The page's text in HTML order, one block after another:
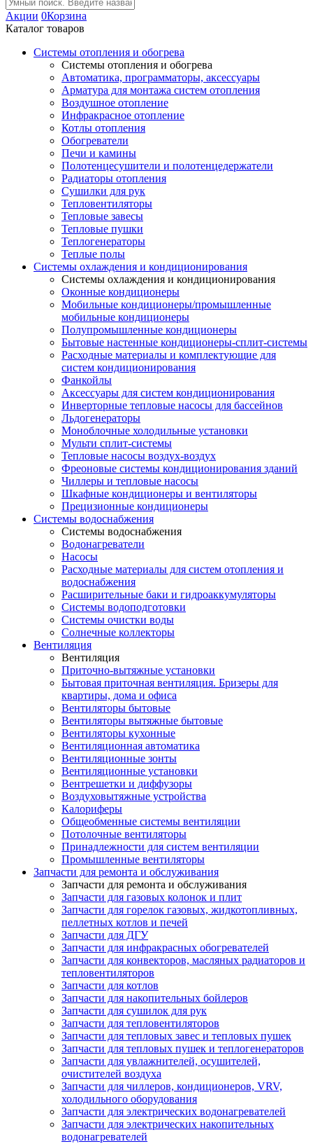
Акции 0Корзина
Каталог товаров
Системы отопления и обогрева
Системы отопления и обогрева
Автоматика, программаторы, аксессуары
Арматура для монтажа систем отопления
Воздушное отопление
Инфракрасное отопление
Котлы отопления
Обогреватели
Печи и камины
Полотенцесушители и полотенцедержатели
Радиаторы отопления
Сушилки для рук
Тепловентиляторы
Тепловые завесы
Тепловые пушки
Теплогенераторы
Теплые полы
Системы охлаждения и кондиционирования
Системы охлаждения и кондиционирования
Оконные кондиционеры
Мобильные кондиционеры/промышленные
мобильные кондиционеры
Полупромышленные кондиционеры
Бытовые настенные кондиционеры-сплит-системы
Расходные материалы и комплектующие для
систем кондиционирования
Фанкойлы
Аксессуары для систем кондиционирования
Инверторные тепловые насосы для бассейнов
Льдогенераторы
Моноблочные холодильные установки
Мульти сплит-системы
Тепловые насосы воздух-воздух
Фреоновые системы кондиционирования зданий
Чиллеры и тепловые насосы
Шкафные кондиционеры и вентиляторы
Прецизионные кондиционеры
Системы водоснабжения
Системы водоснабжения
Водонагреватели
Насосы
Расходные материалы для систем отопления и
водоснабжения
Расширительные баки и гидроаккумуляторы
Системы водоподготовки
Системы очистки воды
Солнечные коллекторы
Вентиляция
Вентиляция
Приточно-вытяжные установки
Бытовая приточная вентиляция. Бризеры для
квартиры, дома и офиса
Вентиляторы бытовые
Вентиляторы вытяжные бытовые
Вентиляторы кухонные
Вентиляционная автоматика
Вентиляционные зонты
Вентиляционные установки
Вентрешетки и диффузоры
Воздуховытяжные устройства
Калориферы
Общеобменные системы вентиляции
Потолочные вентиляторы
Принадлежности для систем вентиляции
Промышленные вентиляторы
Запчасти для ремонта и обслуживания
Запчасти для ремонта и обслуживания
Запчасти для газовых колонок и плит
Запчасти для горелок газовых, жидкотопливных,
пеллетных котлов и печей
Запчасти для ДГУ
Запчасти для инфракрасных обогревателей
Запчасти для конвекторов, масляных радиаторов и
тепловентиляторов
Запчасти для котлов
Запчасти для накопительных бойлеров
Запчасти для сушилок для рук
Запчасти для тепловентиляторов
Запчасти для тепловых завес и тепловых пушек
Запчасти для тепловых пушек и теплогенераторов
Запчасти для увлажнителей, осушителей,
очистителей воздуха
Запчасти для чиллеров, кондиционеров, VRV,
холодильного оборудования
Запчасти для электрических водонагревателей
Запчасти для электрических накопительных
водонагревателей